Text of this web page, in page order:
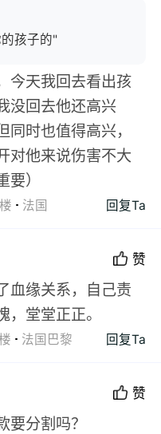
孩子的"
今天我回去看出孩
没回去他还高兴
时也值得高兴，
对他来说伤害不大
要）
法国 回复Ta
赞
血缘关系，自己责
堂堂正正。
法国巴黎 回复Ta
赞
要分割吗？